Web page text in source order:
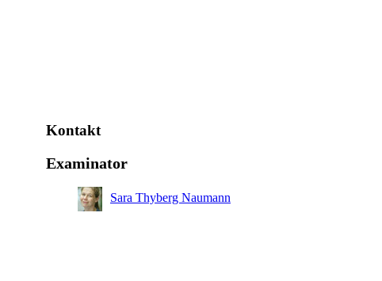
Kontakt
Examinator
Sara Thyberg Naumann